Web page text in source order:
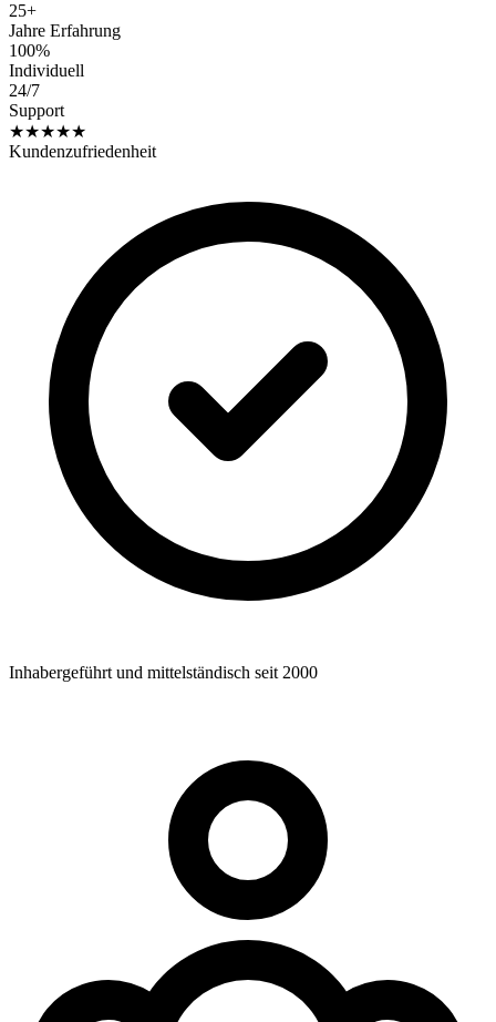
25+
Jahre Erfahrung
100%
Individuell
24/7
Support
★★★★★
Kundenzufriedenheit
Inhabergeführt und mittelständisch seit 2000